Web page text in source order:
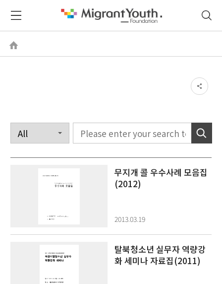
무지개 콜 우수사례 모음집
(2012)
2013.03.19
탈북청소년 실무자 역량강
화 세미나 자료집(2011)